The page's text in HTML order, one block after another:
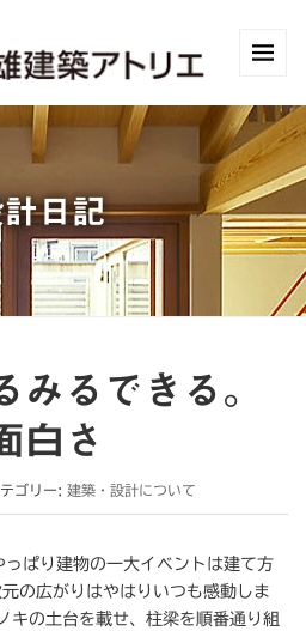
日記
みるできる。
白さ
ゴリー: 建築・設計について
ぱり建物の一大イベントは建て方
の広がりはやはりいつも感動しま
キの土台を載せ、柱梁を順番通り組